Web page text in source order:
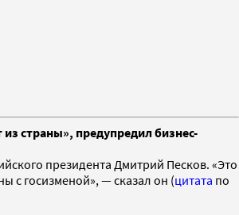
страны», предупредил бизнес-
президента Дмитрий Песков. «Это
с госизменой», — сказал он (цитата по